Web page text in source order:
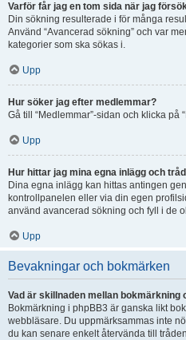
Varför får jag en tom sida när jag
Din sökning resulterade i för många
Använd “Avancerad sökning” och var
kategorier som ska sökas i.
Upp
Hur söker jag efter medlemmar?
Gå till “Medlemmar”-sidan och klicka på
Upp
Hur hittar jag mina egna inlägg och
Dina egna inlägg kan hittas antingen
kontrollpanelen eller via din egen
använd avancerad sökning och fyll i de
Upp
Bevakningar och bokmärken
Vad är skillnaden mellan bokmärkning
Bokmärkning i phpBB3 är ganska likt
webbläsare. Du uppmärksammas inte
du kan senare enkelt återvända till